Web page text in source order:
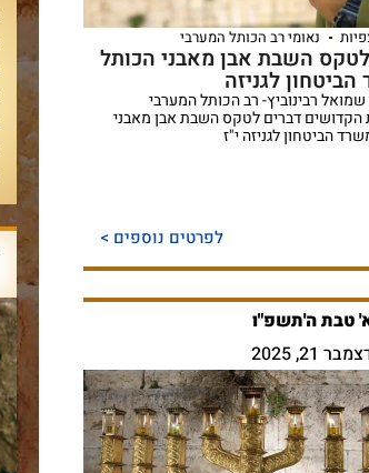
נאומי רב הכותל המערבי
השבת אבן מאבני הכותל
לגניזה
רבינוביץ- רב הכותל המערבי
הקדושים דברים לטקס השבת אבן מאבני
הביטחון לגניזה י"ז
לפרטים נוספים >
טבת ה'תשפ"ו
21, 2025